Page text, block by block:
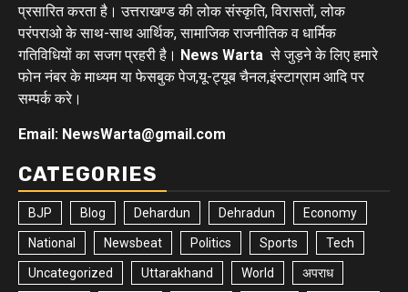
प्रसारित करता है। उत्तराखण्ड की लोक संस्कृति, विरासतों, लोक
परंपराओ के साथ-साथ आर्थिक, सामाजिक राजनीतिक व धार्मिक
गतिविधियों का सजग प्रहरी है। News Warta से जुड़ने के लिए हमारे
फोन नंबर के माध्यम या फेसबुक पेज,यू-ट्यूब चैनल,इंस्टाग्राम आदि पर
सम्पर्क करे।
Email: NewsWarta@gmail.com
CATEGORIES
BJP Blog Dehardun Dehradun Economy
National Newsbeat Politics Sports Tech
Uncategorized Uttarakhand World अपराध